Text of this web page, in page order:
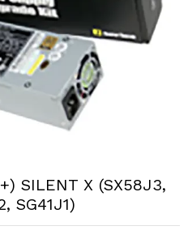
SILENT X (SX58J3,
SG41J1)